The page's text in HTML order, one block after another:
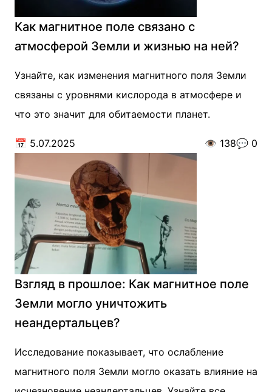
Как магнитное поле связано с
атмосферой Земли и жизнью на ней?
Узнайте, как изменения магнитного поля Земли
связаны с уровнями кислорода в атмосфере и
что это значит для обитаемости планет.
📅 5.07.2025 👁️ 138💬 0
Взгляд в прошлое: Как магнитное поле
Земли могло уничтожить
неандертальцев?
Исследование показывает, что ослабление
магнитного поля Земли могло оказать влияние на